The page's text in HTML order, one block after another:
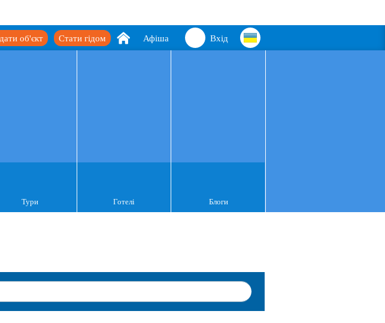
Вхід
Афіша
Стати гідом
об'єкт
Тури Готелі Блоги